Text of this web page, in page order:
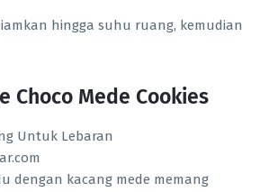
hingga suhu ruang, kemudian
Choco Mede Cookies
dengan kacang mede memang